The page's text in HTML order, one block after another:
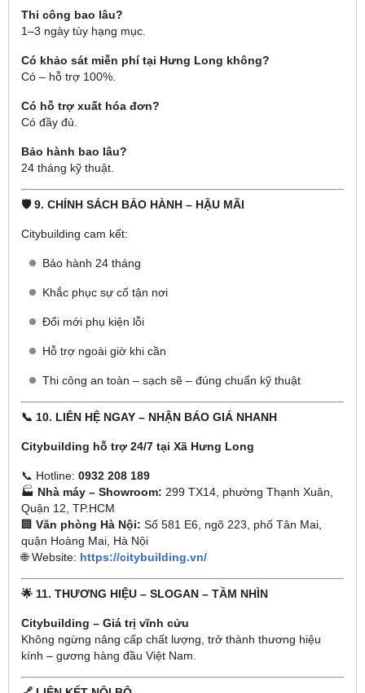
Thi công bao lâu?
1–3 ngày tùy hạng mục.
Có khảo sát miễn phí tại Hưng Long không?
Có – hỗ trợ 100%.
Có hỗ trợ xuất hóa đơn?
Có đầy đủ.
Bảo hành bao lâu?
24 tháng kỹ thuật.
🛡 9. CHÍNH SÁCH BẢO HÀNH – HẬU MÃI
Citybuilding cam kết:
Bảo hành 24 tháng
Khắc phục sự cố tận nơi
Đổi mới phụ kiện lỗi
Hỗ trợ ngoài giờ khi cần
Thi công an toàn – sạch sẽ – đúng chuẩn kỹ thuật
📞 10. LIÊN HỆ NGAY – NHẬN BÁO GIÁ NHANH
Citybuilding hỗ trợ 24/7 tại Xã Hưng Long
📞 Hotline: 0932 208 189
🏭 Nhà máy – Showroom: 299 TX14, phường Thạnh Xuân,
Quận 12, TP.HCM
🏢 Văn phòng Hà Nội: Số 581 E6, ngõ 223, phố Tân Mai,
quận Hoàng Mai, Hà Nội
🌐 Website: https://citybuilding.vn/
🌟 11. THƯƠNG HIỆU – SLOGAN – TẦM NHÌN
Citybuilding – Giá trị vĩnh cửu
Không ngừng nâng cấp chất lượng, trở thành thương hiệu
kính – gương hàng đầu Việt Nam.